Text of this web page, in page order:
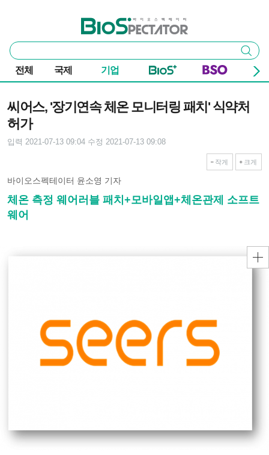
바이오스펙테이터
통
합
검
색
검색
전체 국제 기업
씨어스, '장기연속 체온 모니터링 패치' 식약처
허가
입력 2021-07-13 09:04 수정 2021-07-13 09:08
작게 크게
바이오스펙테이터 윤소영 기자
체온 측정 웨어러블 패치+모바일앱+체온관제 소프트
웨어